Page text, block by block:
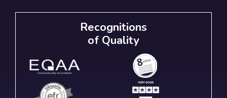
Recognitions
of Quality